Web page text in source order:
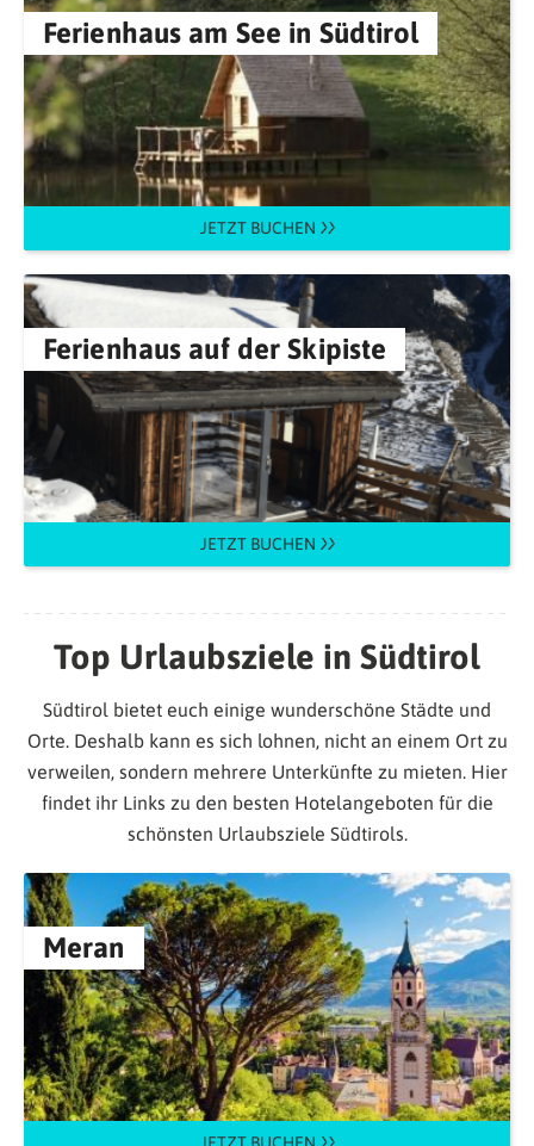
Ferienhaus am See in Südtirol
JETZT BUCHEN
Ferienhaus auf der Skipiste
JETZT BUCHEN
Top Urlaubsziele in Südtirol
Südtirol bietet euch einige wunderschöne Städte und
Orte. Deshalb kann es sich lohnen, nicht an einem Ort zu
verweilen, sondern mehrere Unterkünfte zu mieten. Hier
findet ihr Links zu den besten Hotelangeboten für die
schönsten Urlaubsziele Südtirols.
Meran